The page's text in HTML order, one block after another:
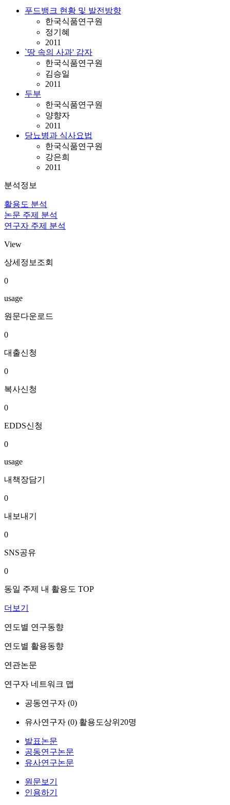
푸드뱅크 현황 및 발전방향
한국식품연구원
정기혜
2011
`땅 속의 사과' 감자
한국식품연구원
김승일
2011
두부
한국식품연구원
양향자
2011
당뇨병과 식사요법
한국식품연구원
강은희
2011
분석정보
활용도 분석
논문 주제 분석
연구자 주제 분석
View
상세정보조회
0
usage
원문다운로드
0
대출신청
0
복사신청
0
EDDS신청
0
usage
내책장담기
0
내보내기
0
SNS공유
0
동일 주제 내 활용도 TOP
더보기
연도별 연구동향
연도별 활용동향
연관논문
연구자 네트워크 맵
공동연구자 (0)
유사연구자 (0) 활용도상위20명
발표논문
공동연구논문
유사연구논문
원문보기
인용하기